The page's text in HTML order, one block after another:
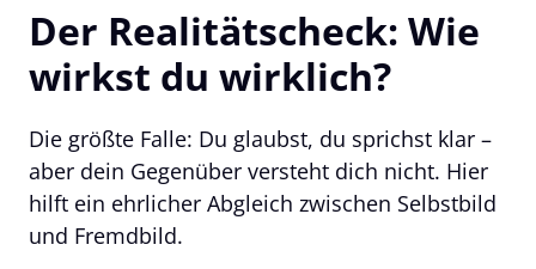
Der Realitätscheck: Wie
wirkst du wirklich?
Die größte Falle: Du glaubst, du sprichst klar –
aber dein Gegenüber versteht dich nicht. Hier
hilft ein ehrlicher Abgleich zwischen Selbstbild
und Fremdbild.